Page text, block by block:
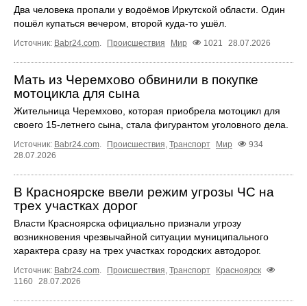
Два человека пропали у водоёмов Иркутской области. Один
пошёл купаться вечером, второй куда‑то ушёл.
Источник: Babr24.com. Происшествия Мир 1021 28.07.2026
Мать из Черемхово обвинили в покупке
мотоцикла для сына
Жительница Черемхово, которая приобрела мотоцикл для
своего 15‑летнего сына, стала фигурантом уголовного дела.
Источник: Babr24.com. Происшествия, Транспорт Мир
934
28.07.2026
В Красноярске ввели режим угрозы ЧС на
трех участках дорог
Власти Красноярска официально признали угрозу
возникновения чрезвычайной ситуации муниципального
характера сразу на трех участках городских автодорог.
Источник: Babr24.com. Происшествия, Транспорт
Красноярск
1160 28.07.2026